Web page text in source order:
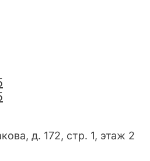
д. 172, стр. 1, этаж 2